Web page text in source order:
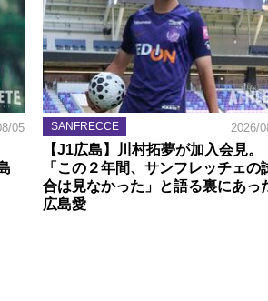
05 SANFRECCE 2026/
【J1広島】川村拓夢が加入会見。
「この２年間、サンフレッチェの
合は見なかった」と語る裏にあっ
広島愛